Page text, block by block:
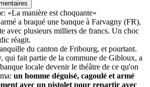
«La manière est choquante»
a braqué une banque à Farvagny (FR),
avec plusieurs milliers de francs. Un choc
réagit.
du canton de Fribourg, et pourtant.
qui fait partie de la commune de Gibloux, a
locale devenir le théâtre de ce qu'on
un homme déguisé, cagoulé et armé
avec un pistolet pour repartir avec